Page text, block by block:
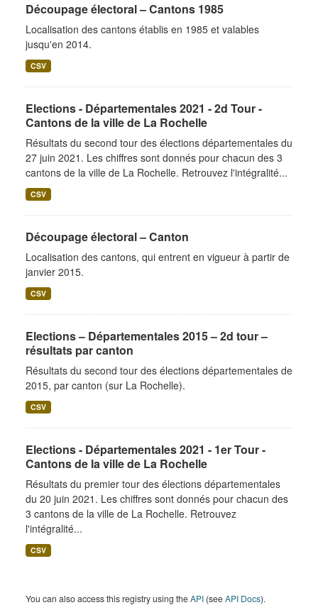
Découpage électoral – Cantons 1985
Localisation des cantons établis en 1985 et valables
jusqu'en 2014.
CSV
Elections - Départementales 2021 - 2d Tour -
Cantons de la ville de La Rochelle
Résultats du second tour des élections départementales du
27 juin 2021. Les chiffres sont donnés pour chacun des 3
cantons de la ville de La Rochelle. Retrouvez l'intégralité...
CSV
Découpage électoral – Canton
Localisation des cantons, qui entrent en vigueur à partir de
janvier 2015.
CSV
Elections – Départementales 2015 – 2d tour –
résultats par canton
Résultats du second tour des élections départementales de
2015, par canton (sur La Rochelle).
CSV
Elections - Départementales 2021 - 1er Tour -
Cantons de la ville de La Rochelle
Résultats du premier tour des élections départementales
du 20 juin 2021. Les chiffres sont donnés pour chacun des
3 cantons de la ville de La Rochelle. Retrouvez
l'intégralité...
CSV
You can also access this registry using theAPI (seeAPI Docs).